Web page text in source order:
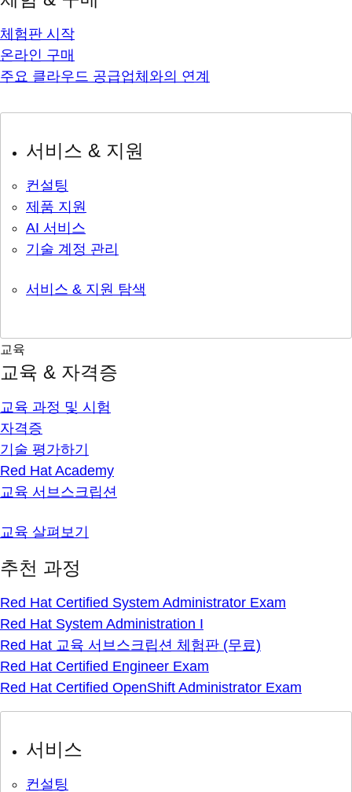
체험판 시작
온라인 구매
주요 클라우드 공급업체와의 연계
서비스 & 지원
컨설팅
제품 지원
AI 서비스
기술 계정 관리
서비스 & 지원 탐색
교육
교육 & 자격증
교육 과정 및 시험
자격증
기술 평가하기
Red Hat Academy
교육 서브스크립션
교육 살펴보기
추천 과정
Red Hat Certified System Administrator Exam
Red Hat System Administration I
Red Hat 교육 서브스크립션 체험판 (무료)
Red Hat Certified Engineer Exam
Red Hat Certified OpenShift Administrator Exam
서비스
컨설팅